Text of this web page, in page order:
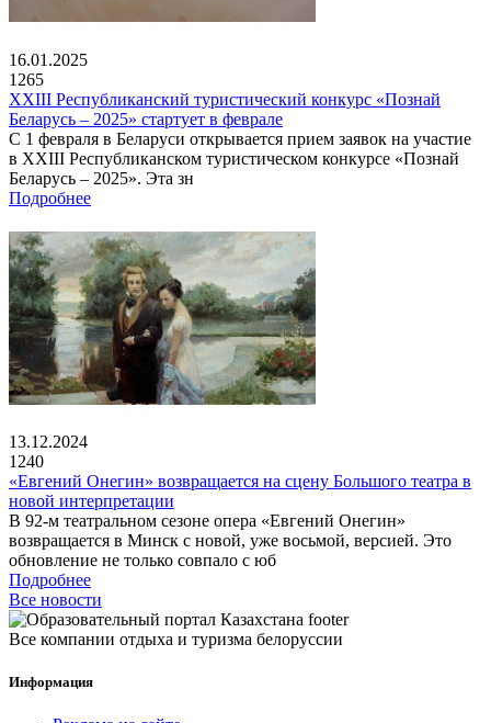
16.01.2025
1265
XXIII Республиканский туристический конкурс «Познай
Беларусь – 2025» стартует в феврале
С 1 февраля в Беларуси открывается прием заявок на участие
в XXIII Республиканском туристическом конкурсе «Познай
Беларусь – 2025». Эта зн
Подробнее
13.12.2024
1240
«Евгений Онегин» возвращается на сцену Большого театра в
новой интерпретации
В 92-м театральном сезоне опера «Евгений Онегин»
возвращается в Минск с новой, уже восьмой, версией. Это
обновление не только совпало с юб
Подробнее
Все новости
Все компании отдыха и туризма белоруссии
Информация